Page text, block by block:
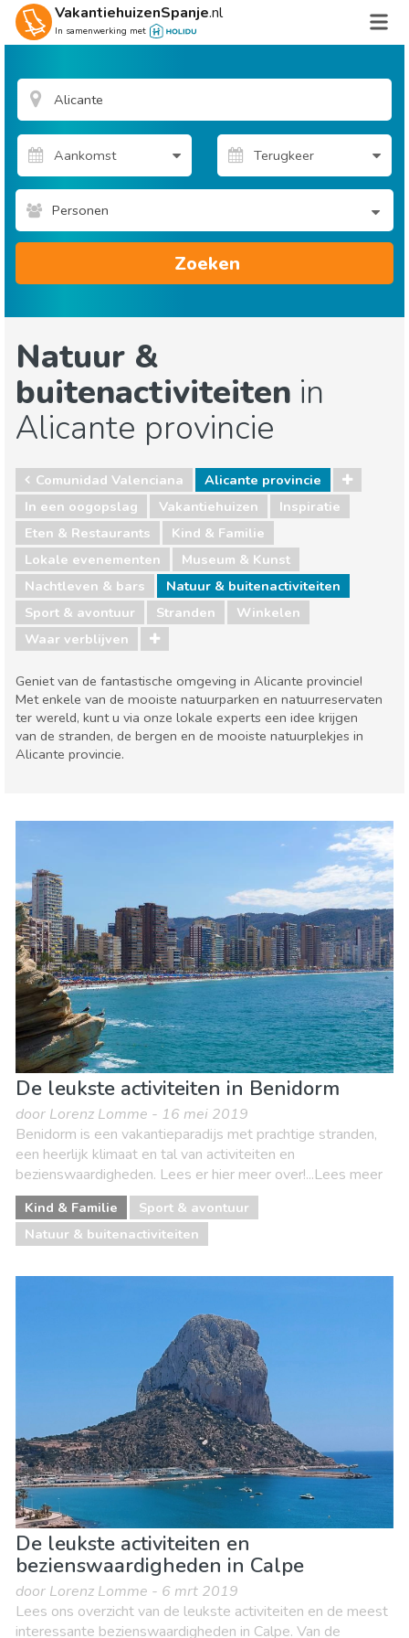
VakantiehuizenSpanje.nl
In samenwerking met
Personen
Zoeken
Natuur &
buitenactiviteiten in
Alicante provincie
Comunidad Valenciana
Alicante provincie
In een oogopslag
Vakantiehuizen
Inspiratie
Eten & Restaurants
Kind & Familie
Lokale evenementen
Museum & Kunst
Nachtleven & bars
Natuur & buitenactiviteiten
Sport & avontuur
Stranden
Winkelen
Waar verblijven
Geniet van de fantastische omgeving in Alicante provincie!
Met enkele van de mooiste natuurparken en natuurreservaten
ter wereld, kunt u via onze lokale experts een idee krijgen
van de stranden, de bergen en de mooiste natuurplekjes in
Alicante provincie.
Lokale evenementen
Nachtleven & bars
Natuur & buitenactiviteiten
Sport & avontuur
Stranden
Winkelen
Waar verblijven
De leukste activiteiten in Benidorm
door Lorenz Lomme - 16 mei 2019
Benidorm is een vakantieparadijs met prachtige stranden,
een heerlijk klimaat en tal van activiteiten en
bezienswaardigheden. Lees er hier meer over!...Lees meer
Kind & Familie
Sport & avontuur
Natuur & buitenactiviteiten
De leukste activiteiten en
bezienswaardigheden in Calpe
door Lorenz Lomme - 6 mrt 2019
Lees ons overzicht van de leukste activiteiten en de meest
interessante bezienswaardigheden in Calpe. Van de